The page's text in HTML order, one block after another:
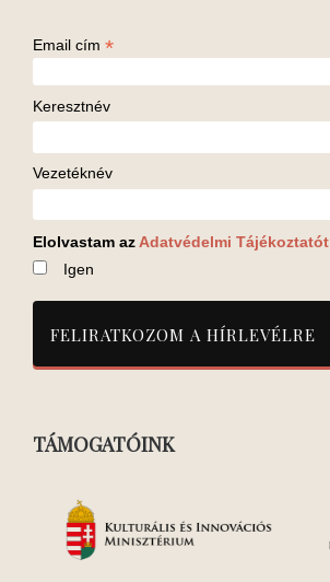
Email cím *
Keresztnév
Vezetéknév
Elolvastam az Adatvédelmi Tájékoztatót
Igen
TÁMOGATÓINK